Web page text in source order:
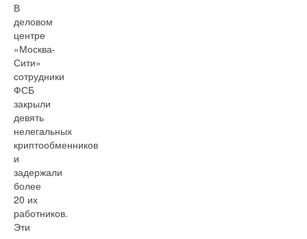
В
деловом
центре
«Москва-
Сити»
сотрудники
ФСБ
закрыли
девять
нелегальных
криптообменников
и
задержали
более
20 их
работников.
Эти